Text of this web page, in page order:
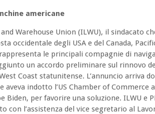
americane
Warehouse Union (ILWU), il sindacato
occidentale degli USA e del Canada,
le principali compagnie di
un accordo preliminare sul rinnovo
Coast statunitense. L’annuncio arriva
aveva indotto l’US Chamber of Commerce
Biden, per favorire una soluzione. ILWU e
con l’assistenza del vice segretario al